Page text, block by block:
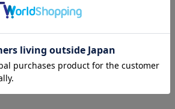
使用している為、パールサイズに個体
為、全長サイズ・重さにも個体差が発
ご参考ください。